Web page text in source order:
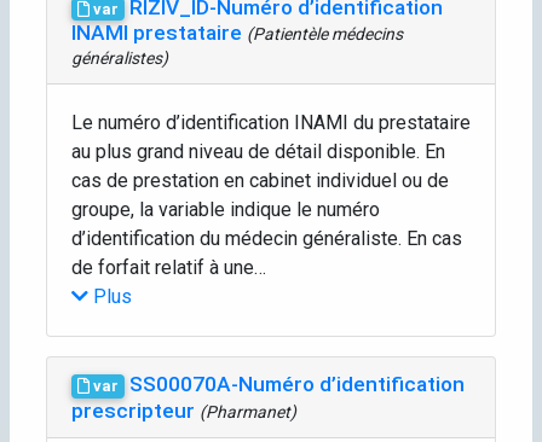
var
RIZIV_ID-Numéro d’identification
INAMI prestataire (Patientèle médecins
généralistes)
Le numéro d’identification INAMI du prestataire
au plus grand niveau de détail disponible. En
cas de prestation en cabinet individuel ou de
groupe, la variable indique le numéro
d’identification du médecin généraliste. En cas
de forfait relatif à une…
Plus
var
SS00070A-Numéro d’identification
prescripteur (Pharmanet)